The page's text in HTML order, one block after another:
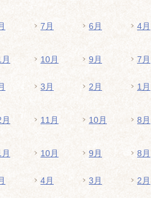
7月 6月 4月
10月 9月 7月
3月 2月 1月
11月 10月 8月
10月 9月 8月
4月 3月 2月